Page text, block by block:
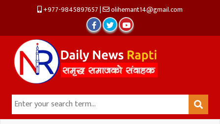
+977-9845897657| olihemant14@gmail.com